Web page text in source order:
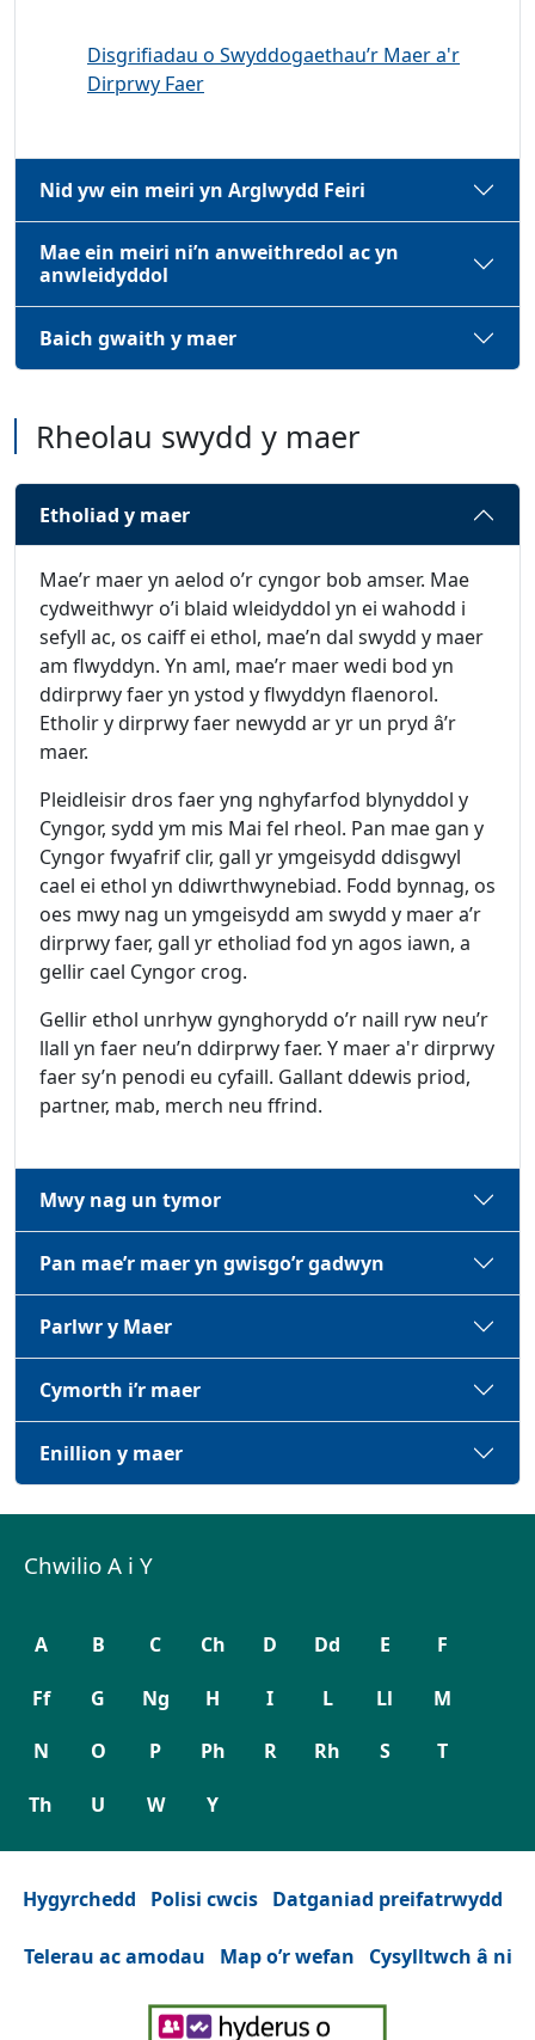
Disgrifiadau o Swyddogaethau’r Maer a'r
Dirprwy Faer
Nid yw ein meiri yn Arglwydd Feiri
Mae ein meiri ni’n anweithredol ac yn
anwleidyddol
Baich gwaith y maer
Rheolau swydd y maer
Etholiad y maer
Mae’r maer yn aelod o’r cyngor bob amser. Mae
cydweithwyr o’i blaid wleidyddol yn ei wahodd i
sefyll ac, os caiff ei ethol, mae’n dal swydd y maer
am flwyddyn. Yn aml, mae’r maer wedi bod yn
ddirprwy faer yn ystod y flwyddyn flaenorol.
Etholir y dirprwy faer newydd ar yr un pryd â’r
maer.
Pleidleisir dros faer yng nghyfarfod blynyddol y
Cyngor, sydd ym mis Mai fel rheol. Pan mae gan y
Cyngor fwyafrif clir, gall yr ymgeisydd ddisgwyl
cael ei ethol yn ddiwrthwynebiad. Fodd bynnag, os
oes mwy nag un ymgeisydd am swydd y maer a’r
dirprwy faer, gall yr etholiad fod yn agos iawn, a
gellir cael Cyngor crog.
Gellir ethol unrhyw gynghorydd o’r naill ryw neu’r
llall yn faer neu’n ddirprwy faer. Y maer a'r dirprwy
faer sy’n penodi eu cyfaill. Gallant ddewis priod,
partner, mab, merch neu ffrind.
Mwy nag un tymor
Pan mae’r maer yn gwisgo’r gadwyn
Parlwr y Maer
Cymorth i’r maer
Enillion y maer
Chwilio A i Y
A B C Ch D Dd E F
Ff G Ng H I L Ll M
N O P Ph R Rh S T
Th U W Y
Hygyrchedd Polisi cwcis Datganiad preifatrwydd
Telerau ac amodau Map o’r wefan Cysylltwch â ni